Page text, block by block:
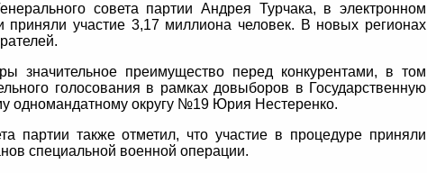
совета партии Андрея Турчака, в электронном
приняли участие 3,17 миллиона человек. В новых регионах
значительное преимущество перед конкурентами, в том
голосования в рамках довыборов в Государственную
одномандатному округу №19 Юрия Нестеренко.
партии также отметил, что участие в процедуре приняли
специальной военной операции.